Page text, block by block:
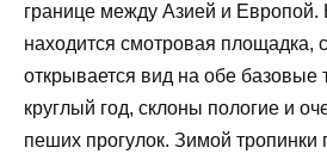
границе между Азией и
находится смотровая площадка,
открывается вид на обе базовые
круглый год, склоны пологие и
пеших прогулок. Зимой тропинки